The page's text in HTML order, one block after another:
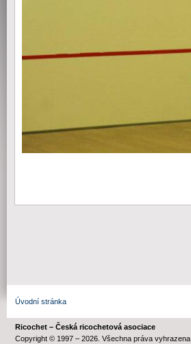
Úvodní stránka
Ricochet – Česká ricochetová asociace
Copyright © 1997 – 2026. Všechna práva vyhrazena.